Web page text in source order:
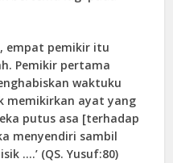
empat pemikir itu
Pemikir pertama
waktuku
memikirkan ayat yang
putus asa [terhadap
menyendiri sambil
….’ (QS. Yusuf:80)